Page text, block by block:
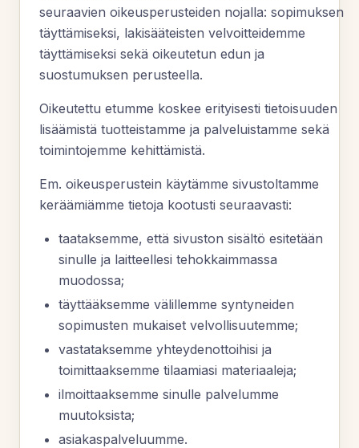
seuraavien oikeusperusteiden nojalla: sopimuksen
täyttämiseksi, lakisääteisten velvoitteidemme
täyttämiseksi sekä oikeutetun edun ja
suostumuksen perusteella.
Oikeutettu etumme koskee erityisesti tietoisuuden
lisäämistä tuotteistamme ja palveluistamme sekä
toimintojemme kehittämistä.
Em. oikeusperustein käytämme sivustoltamme
keräämiämme tietoja kootusti seuraavasti:
taataksemme, että sivuston sisältö esitetään
sinulle ja laitteellesi tehokkaimmassa
muodossa;
täyttääksemme välillemme syntyneiden
sopimusten mukaiset velvollisuutemme;
vastataksemme yhteydenottoihisi ja
toimittaaksemme tilaamiasi materiaaleja;
ilmoittaaksemme sinulle palvelumme
muutoksista;
asiakaspalveluumme.